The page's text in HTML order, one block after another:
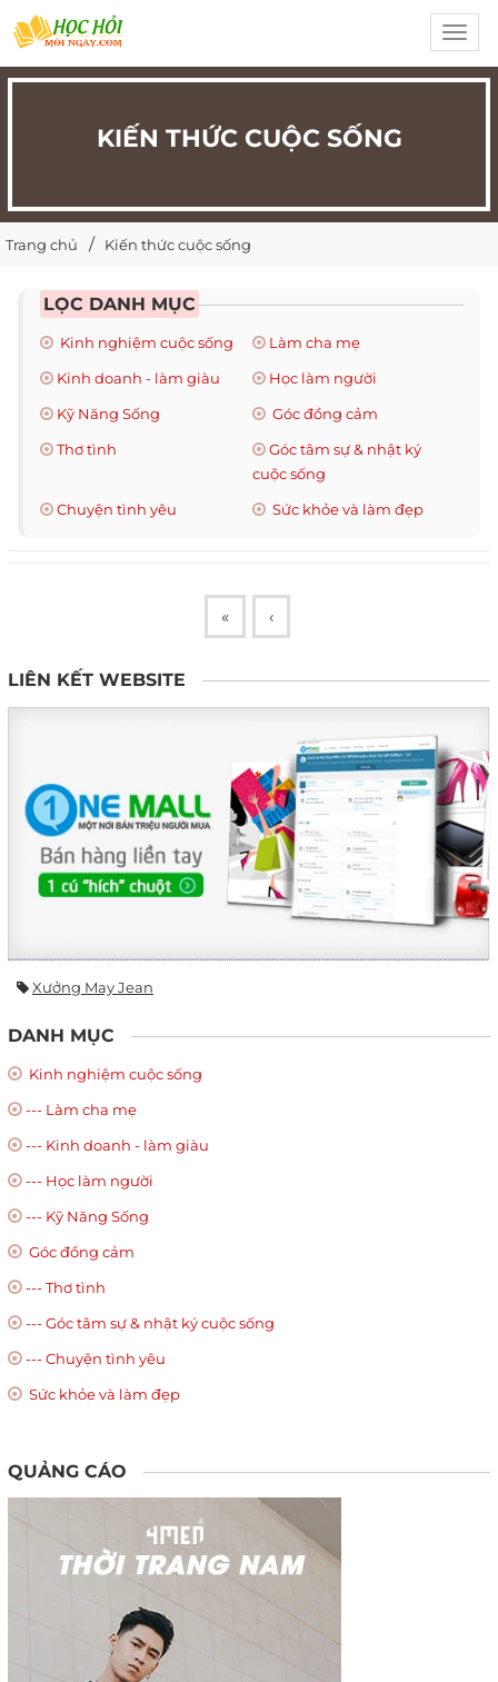
KIẾN THỨC CUỘC SỐNG
Trang chủ Kiến thức cuộc sống
LỌC DANH MỤC
Kinh nghiệm cuộc sống
Làm cha mẹ
Kinh doanh - làm giàu
Học làm người
Kỹ Năng Sống
Góc đồng cảm
Thơ tình
Góc tâm sự & nhật ký
cuộc sống
Chuyện tình yêu
Sức khỏe và làm đẹp
« ‹
LIÊN KẾT WEBSITE
Xưởng May Jean
DANH MỤC
Kinh nghiệm cuộc sống
--- Làm cha mẹ
--- Kinh doanh - làm giàu
--- Học làm người
--- Kỹ Năng Sống
Góc đồng cảm
--- Thơ tình
--- Góc tâm sự & nhật ký cuộc sống
--- Chuyện tình yêu
Sức khỏe và làm đẹp
QUẢNG CÁO